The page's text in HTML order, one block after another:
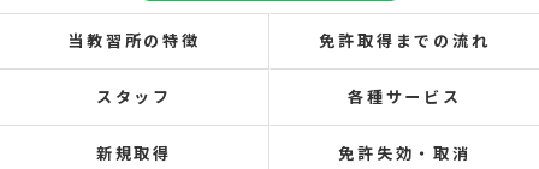
当教習所の特徴 免許取得までの流れ
スタッフ 各種サービス
新規取得 免許失効・取消